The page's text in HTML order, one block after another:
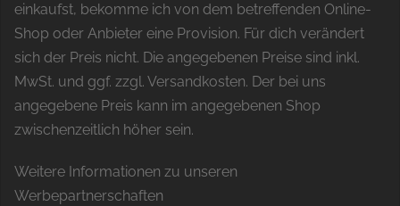
einkaufst, bekomme ich von dem betreffenden Online-
Shop oder Anbieter eine Provision. Für dich verändert
sich der Preis nicht. Die angegebenen Preise sind inkl.
MwSt. und ggf. zzgl. Versandkosten. Der bei uns
angegebene Preis kann im angegebenen Shop
zwischenzeitlich höher sein.
Weitere Informationen zu unseren
Werbepartnerschaften